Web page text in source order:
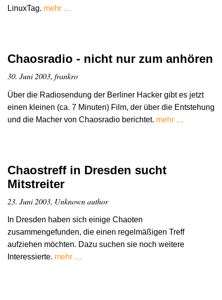
LinuxTag. mehr …
Chaosradio - nicht nur zum anhören
30. Juni 2003, frankro
Über die Radiosendung der Berliner Hacker gibt es jetzt
einen kleinen (ca. 7 Minuten) Film, der über die Entstehung
und die Macher von Chaosradio berichtet. mehr …
Chaostreff in Dresden sucht
Mitstreiter
23. Juni 2003, Unknown author
In Dresden haben sich einige Chaoten
zusammengefunden, die einen regelmäßigen Treff
aufziehen möchten. Dazu suchen sie noch weitere
Interessierte. mehr …